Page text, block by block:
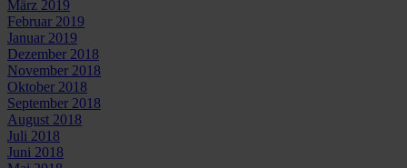
März 2019
Februar 2019
Januar 2019
Dezember 2018
November 2018
Oktober 2018
September 2018
August 2018
Juli 2018
Juni 2018